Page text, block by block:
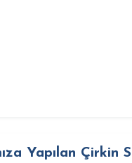
Yapılan Çirkin